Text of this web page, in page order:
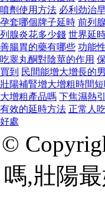
噴劑使用方法 必利劲治
孕套哪個牌子延時 前列
列腺炎花多少錢 世界延
善腸胃的藥有哪些 功能
吃睾丸酮對陰莖的作用
買到 民間能增大增長的
壯陽補腎增大增粗時間
大增粗產品嗎 下焦濕熱
有效的延時方法 正常人
好處
©
嗎,壯陽